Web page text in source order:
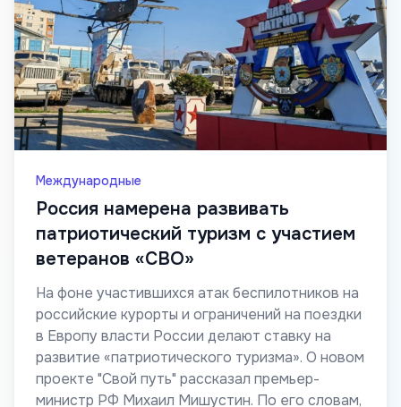
Международные
Россия намерена развивать
патриотический туризм с участием
ветеранов «СВО»
На фоне участившихся атак беспилотников на
российские курорты и ограничений на поездки
в Европу власти России делают ставку на
развитие «патриотического туризма». О новом
проекте "Свой путь" рассказал премьер-
министр РФ Михаил Мишустин. По его словам,